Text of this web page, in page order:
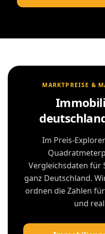
MARKTPREISE &
Im Preis-
Vergleichsdaten für
ganz Deutschland.
ordnen die Zahlen
und